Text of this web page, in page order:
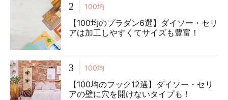
2 100均
【100均のプラダン6選】ダイソー・セリ
アは加工しやすくてサイズも豊富！
3 100均
【100均のフック12選】ダイソー・セリ
アの壁に穴を開けないタイプも！